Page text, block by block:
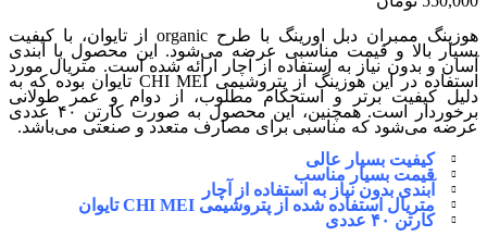
هوزینگ ممبران دبل اورینگ با طرح organic از تایوان، با کیفیت
بسیار بالا و قیمت مناسبی عرضه می‌شود. این محصول با آبندی
آسان و بدون نیاز به استفاده از آچار ارائه شده است. متریال مورد
استفاده در این هوزینگ از پتروشیمی CHI MEI تایوان بوده که به
دلیل کیفیت برتر و استحکام مطلوب، از دوام و عمر طولانی
برخوردار است. همچنین، این محصول به صورت کارتن ۴۰ عددی
عرضه می‌شود که مناسبی برای مصارف متعدد و صنعتی می‌باشد.
کیفیت بسیار عالی
قیمت بسیار مناسب
آبندی بدون نیاز به استفاده از آچار
متریال استفاده شده از پتروشیمی CHI MEI تایوان
کارتن ۴۰ عددی